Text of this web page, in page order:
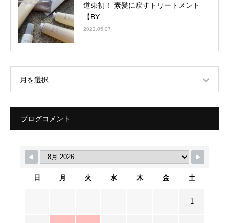
道東初！ 素髪に戻すトリートメント
【BY...
2022.05.07
月を選択
ブログコメント
日 月 火 水 木 金 土
1